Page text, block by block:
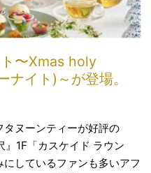
〜Xmas holy
イト)～が登場。
ヌーンティーが好評の
』1F「カスケイド ラウン
しているファンも多いアフ